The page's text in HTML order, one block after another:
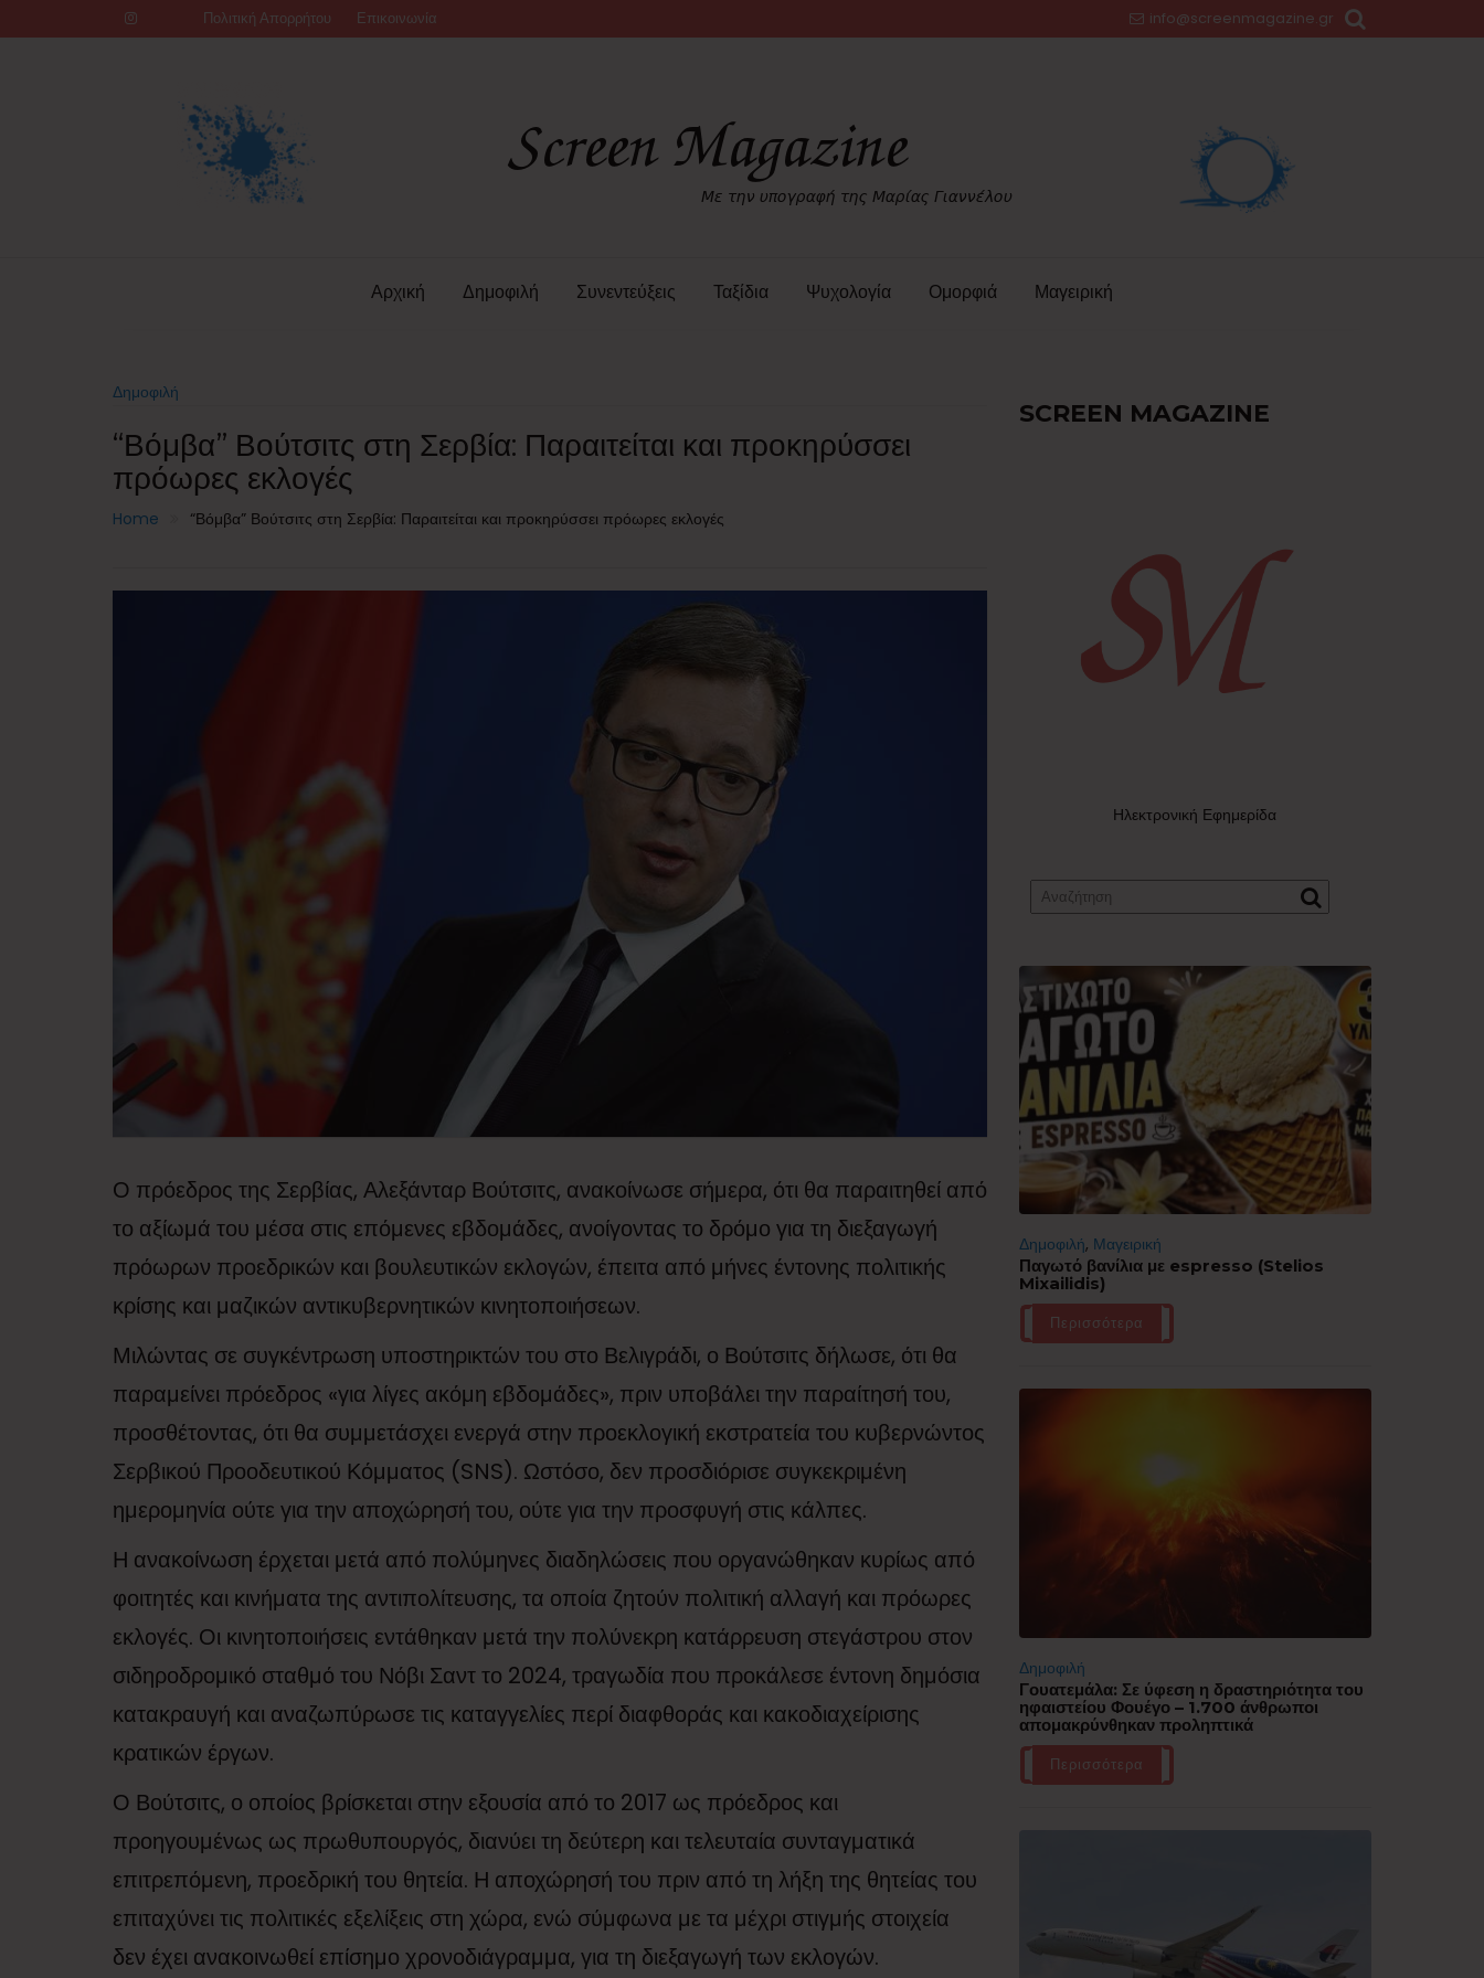
to
Πολιτική Απορρήτου Επικοινωνία info@screenmagazine.gr
Αρχική Δημοφιλή Συνεντεύξεις Ταξίδια Ψυχολογία Ομορφιά Μαγειρική
Δημοφιλή
“Βόμβα” Βούτσιτς στη Σερβία: Παραιτείται και προκηρύσσει
πρόωρες εκλογές
Home “Βόμβα” Βούτσιτς στη Σερβία: Παραιτείται και προκηρύσσει πρόωρες εκλογές
Ο πρόεδρος της Σερβίας, Αλεξάνταρ Βούτσιτς, ανακοίνωσε σήμερα, ότι θα παραιτηθεί από
το αξίωμά του μέσα στις επόμενες εβδομάδες, ανοίγοντας το δρόμο για τη διεξαγωγή
πρόωρων προεδρικών και βουλευτικών εκλογών, έπειτα από μήνες έντονης πολιτικής
κρίσης και μαζικών αντικυβερνητικών κινητοποιήσεων.
Μιλώντας σε συγκέντρωση υποστηρικτών του στο Βελιγράδι, ο Βούτσιτς δήλωσε, ότι θα
παραμείνει πρόεδρος «για λίγες ακόμη εβδομάδες», πριν υποβάλει την παραίτησή του,
προσθέτοντας, ότι θα συμμετάσχει ενεργά στην προεκλογική εκστρατεία του κυβερνώντος
Σερβικού Προοδευτικού Κόμματος (SNS). Ωστόσο, δεν προσδιόρισε συγκεκριμένη
ημερομηνία ούτε για την αποχώρησή του, ούτε για την προσφυγή στις κάλπες.
Η ανακοίνωση έρχεται μετά από πολύμηνες διαδηλώσεις που οργανώθηκαν κυρίως από
φοιτητές και κινήματα της αντιπολίτευσης, τα οποία ζητούν πολιτική αλλαγή και πρόωρες
εκλογές. Οι κινητοποιήσεις εντάθηκαν μετά την πολύνεκρη κατάρρευση στεγάστρου στον
σιδηροδρομικό σταθμό του Νόβι Σαντ το 2024, τραγωδία που προκάλεσε έντονη δημόσια
κατακραυγή και αναζωπύρωσε τις καταγγελίες περί διαφθοράς και κακοδιαχείρισης
κρατικών έργων.
Ο Βούτσιτς, ο οποίος βρίσκεται στην εξουσία από το 2017 ως πρόεδρος και
προηγουμένως ως πρωθυπουργός, διανύει τη δεύτερη και τελευταία συνταγματικά
επιτρεπόμενη, προεδρική του θητεία. Η αποχώρησή του πριν από τη λήξη της θητείας του
επιταχύνει τις πολιτικές εξελίξεις στη χώρα, ενώ σύμφωνα με τα μέχρι στιγμής στοιχεία
δεν έχει ανακοινωθεί επίσημο χρονοδιάγραμμα, για τη διεξαγωγή των εκλογών.
SCREEN MAGAZINE
Ηλεκτρονική Εφημερίδα
Δημοφιλή, Μαγειρική
Παγωτό βανίλια με espresso (Stelios
Mixailidis)
Περισσότερα
Δημοφιλή
Γουατεμάλα: Σε ύφεση η δραστηριότητα του
ηφαιστείου Φουέγο – 1.700 άνθρωποι
απομακρύνθηκαν προληπτικά
Περισσότερα